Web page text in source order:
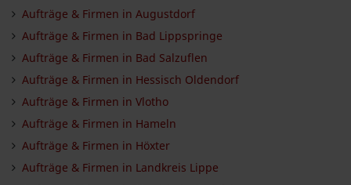
Aufträge & Firmen in Augustdorf
Aufträge & Firmen in Bad Lippspringe
Aufträge & Firmen in Bad Salzuflen
Aufträge & Firmen in Hessisch Oldendorf
Aufträge & Firmen in Vlotho
Aufträge & Firmen in Hameln
Aufträge & Firmen in Höxter
Aufträge & Firmen in Landkreis Lippe